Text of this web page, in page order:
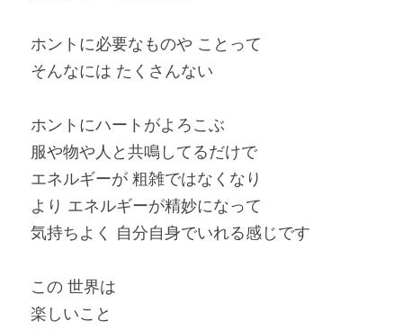
ホントに必要なものや ことって
そんなには たくさんない
ホントにハートがよろこぶ
服や物や人と共鳴してるだけで
エネルギーが 粗雑ではなくなり
より エネルギーが精妙になって
気持ちよく 自分自身でいれる感じです
この 世界は
楽しいこと